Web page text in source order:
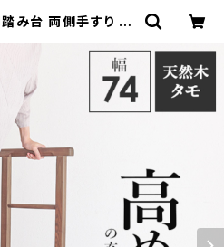
み台 両側手すり 幅
踏み台 収納台 玄関
暮らし | 家具テイス